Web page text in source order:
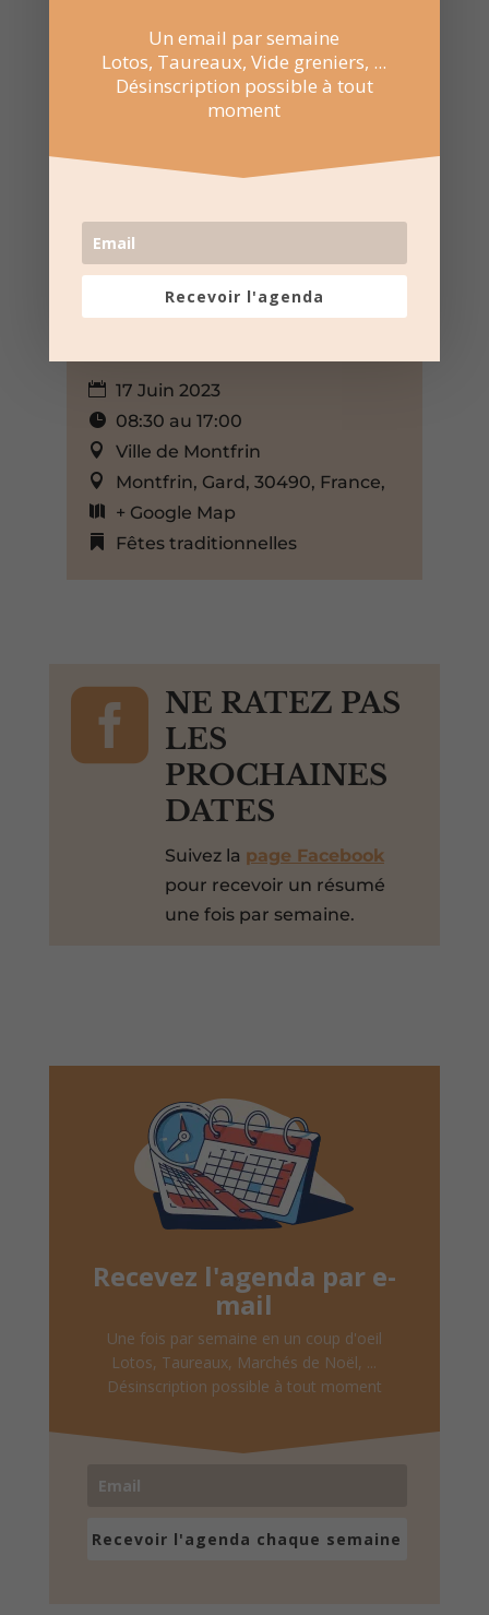
17 Juin 2023
08:30 au 17:00
Ville de Montfrin
Montfrin, Gard, 30490, France,
+ Google Map
Fêtes traditionnelles

NE RATEZ PAS
LES
PROCHAINES
DATES
Suivez la page Facebook
pour recevoir un résumé
une fois par semaine.
Recevez l'agenda par e-
mail
Une fois par semaine en un coup d'oeil
Lotos, Taureaux, Marchés de Noël, ...
Désinscription possible à tout moment
Recevoir l'agenda chaque semaine
Un email par semaine
Lotos, Taureaux, Vide greniers, ...
Désinscription possible à tout
moment
Recevoir l'agenda